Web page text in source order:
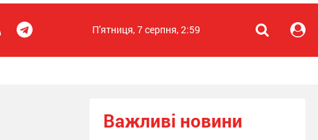
П'ятниця, 7 серпня, 2:59
Важливі новини